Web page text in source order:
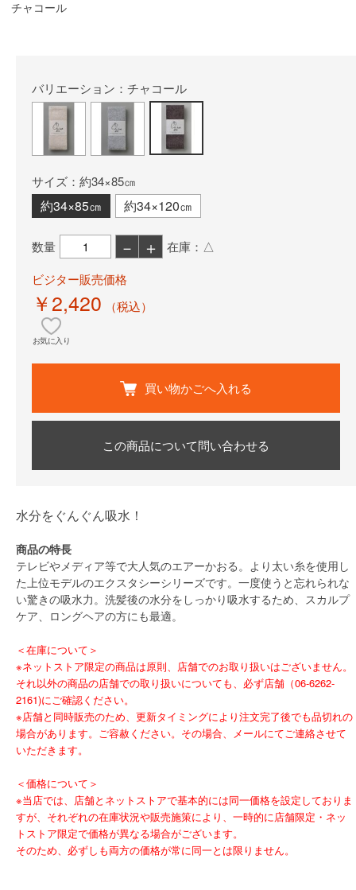
チャコール
バリエーション：チャコール
サイズ：約34×85㎝
約34×85㎝ 約34×120㎝
数量 － ＋
在庫：△
ビジター販売価格
￥2,420 （税込）
お気に入り
買い物かごへ入れる
この商品について問い合わせる
水分をぐんぐん吸水！
商品の特長
テレビやメディア等で大人気のエアーかおる。より太い糸を使用し
た上位モデルのエクスタシーシリーズです。一度使うと忘れられな
い驚きの吸水力。洗髪後の水分をしっかり吸水するため、スカルプ
ケア、ロングヘアの方にも最適。
＜在庫について＞
※ネットストア限定の商品は原則、店舗でのお取り扱いはございません。
それ以外の商品の店舗での取り扱いについても、必ず店舗（06-6262-
2161)にご確認ください。
※店舗と同時販売のため、更新タイミングにより注文完了後でも品切れの
場合があります。ご容赦ください。その場合、メールにてご連絡させて
いただきます。
＜価格について＞
※当店では、店舗とネットストアで基本的には同一価格を設定しておりま
すが、それぞれの在庫状況や販売施策により、一時的に店舗限定・ネッ
トストア限定で価格が異なる場合がございます。
そのため、必ずしも両方の価格が常に同一とは限りません。